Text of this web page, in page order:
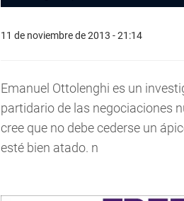
11 de noviembre de 2013 - 21:14
Emanuel Ottolenghi es un
partidario de las negociaciones
cree que no debe cederse un
esté bien atado. n